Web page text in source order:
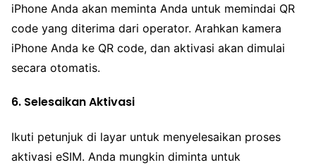
iPhone Anda akan meminta Anda untuk memindai QR
code yang diterima dari operator. Arahkan kamera
iPhone Anda ke QR code, dan aktivasi akan dimulai
secara otomatis.
6. Selesaikan Aktivasi
Ikuti petunjuk di layar untuk menyelesaikan proses
aktivasi eSIM. Anda mungkin diminta untuk